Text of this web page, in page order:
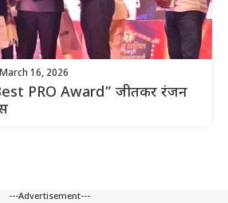
March 16, 2026
PRO Award” जीतकर रंजन
---Advertisement---